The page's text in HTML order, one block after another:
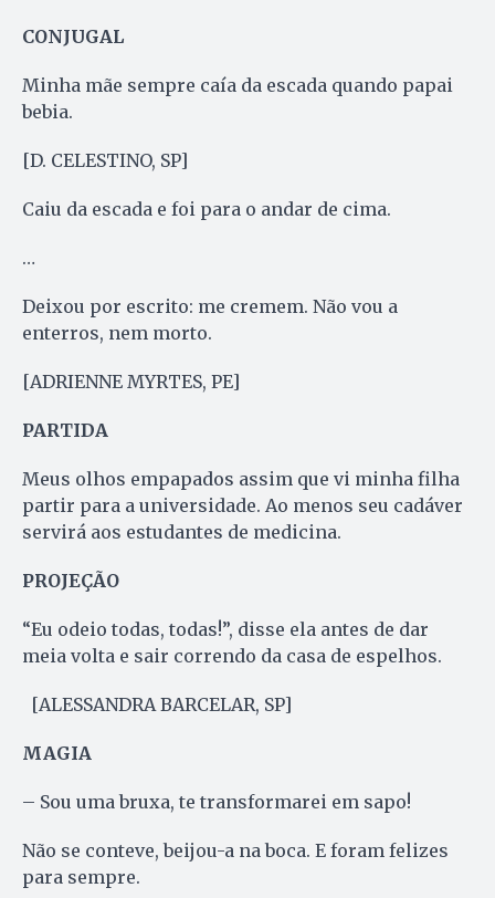
CONJUGAL
Minha mãe sempre caía da escada quando papai
bebia.
[D. CELESTINO, SP]
Caiu da escada e foi para o andar de cima.
…
Deixou por escrito: me cremem. Não vou a
enterros, nem morto.
[ADRIENNE MYRTES, PE]
PARTIDA
Meus olhos empapados assim que vi minha filha
partir para a universidade. Ao menos seu cadáver
servirá aos estudantes de medicina.
PROJEÇÃO
“Eu odeio todas, todas!”, disse ela antes de dar
meia volta e sair correndo da casa de espelhos.
[ALESSANDRA BARCELAR, SP]
MAGIA
– Sou uma bruxa, te transformarei em sapo!
Não se conteve, beijou-a na boca. E foram felizes
para sempre.